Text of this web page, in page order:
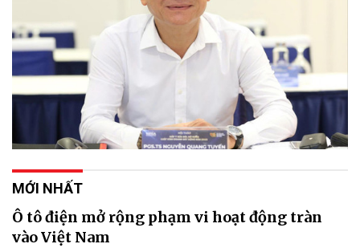
MỚI NHẤT
Ô tô điện mở rộng phạm vi hoạt động tràn
vào Việt Nam